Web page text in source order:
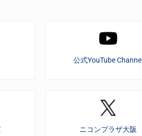
公式YouTube Channel
ニコンプラザ大阪